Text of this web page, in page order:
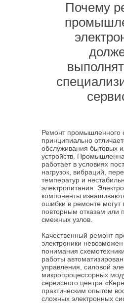
Почему
Ремонт промышленного
принципиально
обслуживания бытовых
устройств.
работает в условиях
нагрузок, вибраций,
температур и
электропитания.
компоненты
ошибки в ремонте могут
повторным отказам или
смежных узлов.
Качественный ремонт
электроники невозможен
понимания
работы
управления, силовой
микропроцессорных
сервисного центра
практическим опытом
сложных электронных